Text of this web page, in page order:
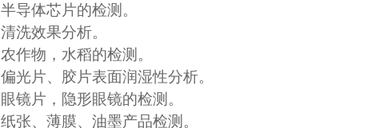
半导体芯片的检测。
清洗效果分析。
农作物，水稻的检测。
偏光片、胶片表面润湿性分析。
眼镜片，隐形眼镜的检测。
纸张、薄膜、油墨产品检测。